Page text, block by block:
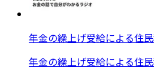
年金の繰上げ受給による住
年金の繰上げ受給による住